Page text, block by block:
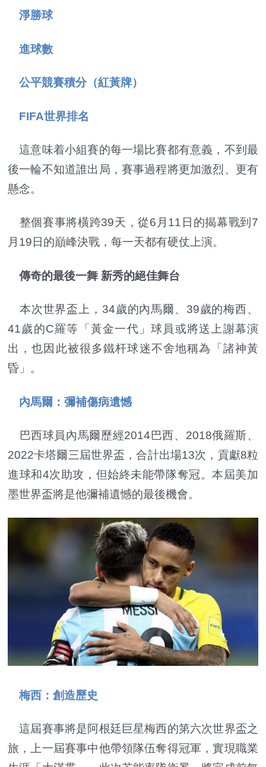
淨勝球
進球數
公平競賽積分（紅黃牌）
FIFA世界排名
這意味着小組賽的每一場比賽都有意義，不到最
後一輪不知道誰出局，賽事過程將更加激烈、更有
懸念。
整個賽事將橫跨39天，從6月11日的揭幕戰到7
月19日的巔峰決戰，每一天都有硬仗上演。
傳奇的最後一舞 新秀的絕佳舞台
本次世界盃上，34歲的內馬爾、39歲的梅西、
41歲的C羅等「黃金一代」球員或將送上謝幕演
出，也因此被很多鐵杆球迷不舍地稱為「諸神黃
昏」。
內馬爾：彌補傷病遺憾
巴西球員內馬爾歷經2014巴西、2018俄羅斯、
2022卡塔爾三屆世界盃，合計出場13次，貢獻8粒
進球和4次助攻，但始終未能帶隊奪冠。本屆美加
墨世界盃將是他彌補遺憾的最後機會。
梅西：創造歷史
這屆賽事將是阿根廷巨星梅西的第六次世界盃之
旅，上一屆賽事中他帶領隊伍奪得冠軍，實現職業